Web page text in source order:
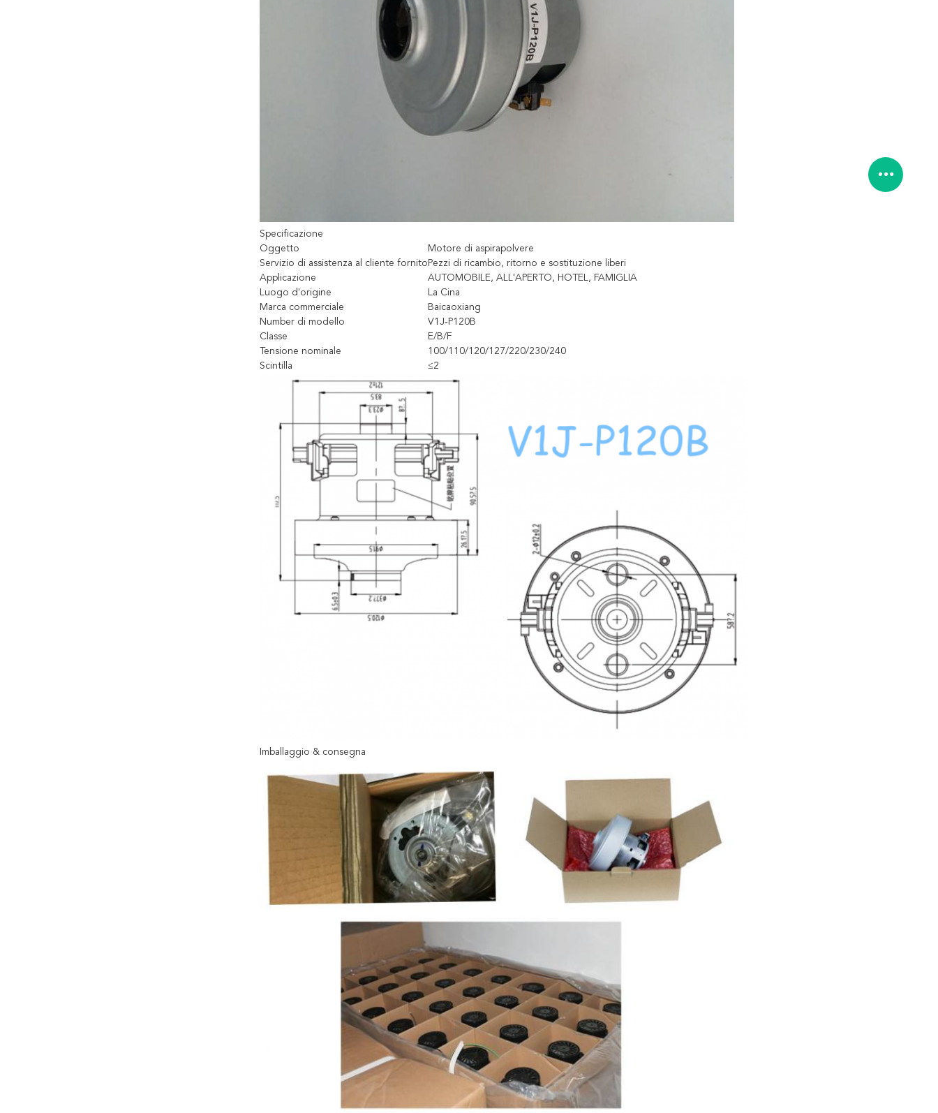
Specificazione
Oggetto
Motore di aspirapolvere
Servizio di assistenza al cliente fornito Pezzi di ricambio, ritorno e sostituzione liberi
Applicazione
AUTOMOBILE, ALL'APERTO, HOTEL, FAMIGLIA
Luogo d'origine
La Cina
Marca commerciale
Baicaoxiang
Number di modello
V1J-P120B
Classe
E/B/F
Tensione nominale
100/110/120/127/220/230/240
Scintilla
≤2
Imballaggio & consegna